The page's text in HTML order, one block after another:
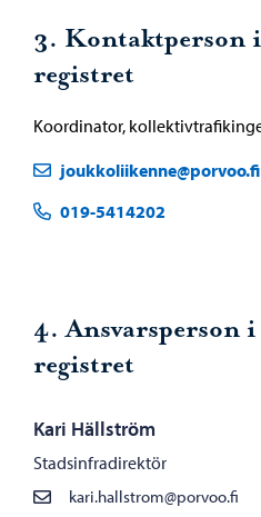
3. Kontaktperson
registret
Koordinator,
joukkoliikenne@porvoo.fi
019-5414202
4. Ansvarsperson
registret
Kari Hällström
Stadsinfradirektör
kari.hallstrom@porvoo.fi